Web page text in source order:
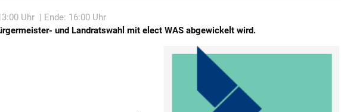
Uhr | Ende: 16:00 Uhr
und Landratswahl mit elect WAS abgewickelt wird.